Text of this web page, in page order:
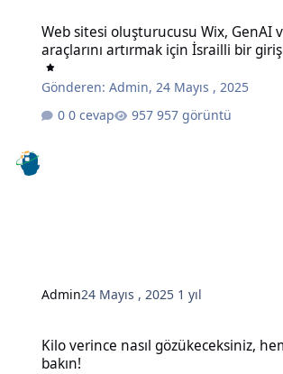
Web sitesi oluşturucusu Wix, GenAI
araçlarını artırmak için İsrailli bir
Gönderen:Admin, 24 Mayıs , 2025
0 cevap
957 görüntü
Admin24 Mayıs , 2025 1 yıl
Kilo verince nasıl gözükeceksiniz,
bakın!